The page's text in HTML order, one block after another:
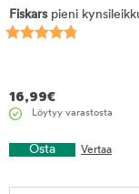
Fiskarspieni
16,99€
Löytyy varastosta
Osta Vertaa